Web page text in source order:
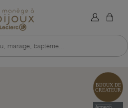
Retour à l'accueil du site
mariage, baptême...
×